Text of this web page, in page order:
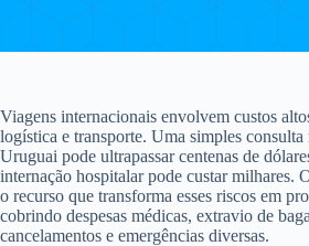
Viagens internacionais envolvem custos
logística e transporte. Uma simples consulta
Uruguai pode ultrapassar centenas de
internação hospitalar pode custar milhares.
o recurso que transforma esses riscos em
cobrindo despesas médicas, extravio de
cancelamentos e emergências diversas.